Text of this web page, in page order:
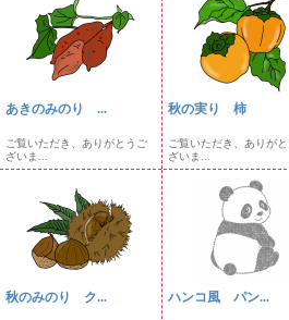
あきのみのり ...
ご覧いただき、ありがとうご
ざいま...
秋の実り 柿
ご覧いただき、ありが
ざいま...
秋のみのり ク... ハンコ風 パン...